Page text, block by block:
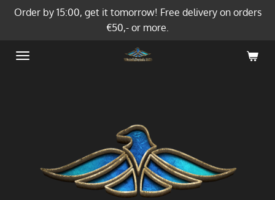
Ga
de
Order by 15:00, get it tomorrow! Free delivery on orders
€50,- or more.